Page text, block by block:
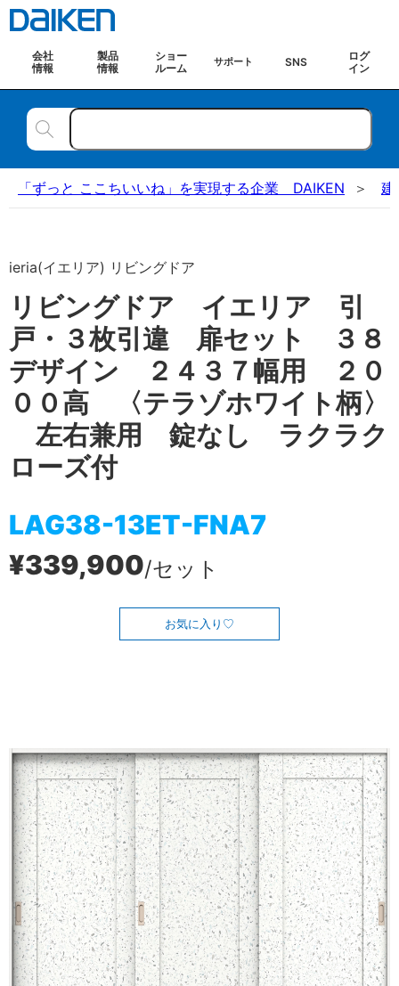
会社
情報
製品
情報
ショー
ルーム
サポート SNS
ログ
イン
「ずっと ここちいいね」を実現する企業 DAIKEN 建
ieria(イエリア) リビングドア
リビングドア イエリア 引
戸・３枚引違 扉セット ３８
デザイン ２４３７幅用 ２０
００高 〈テラゾホワイト柄〉
左右兼用 錠なし ラクラク
ローズ付
LAG38-13ET-FNA7
¥339,900/セット
お気に入り